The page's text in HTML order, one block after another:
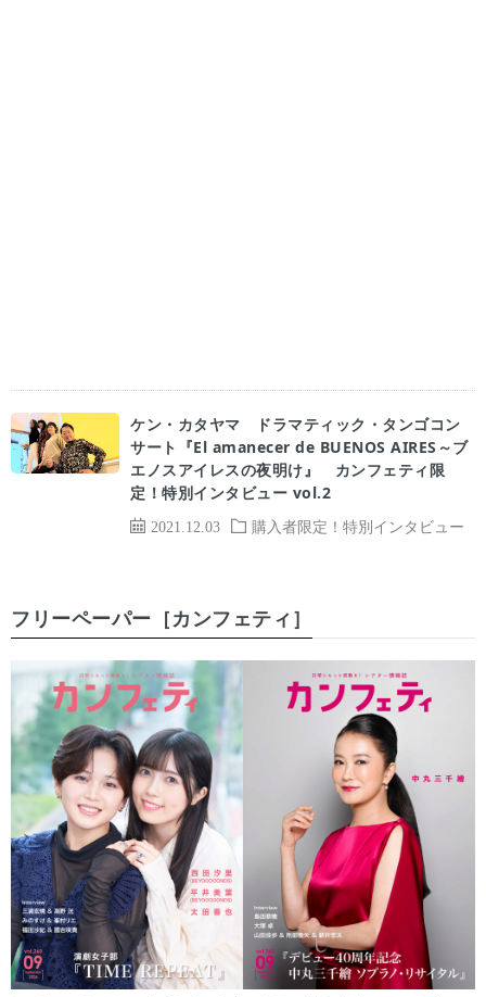
2021.12.03 購入者限定！特別インタビュー
ケン・カタヤマ ドラマティック・タンゴコン
サート『El amanecer de BUENOS AIRES～ブ
エノスアイレスの夜明け』 カンフェティ限
定！特別インタビュー vol.2
フリーペーパー［カンフェティ］